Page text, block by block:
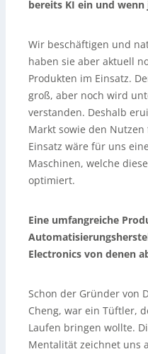
bereits KI ein und wenn
Wir beschäftigen und
haben sie aber aktuell
Produkten im Einsatz.
groß, aber noch wird
verstanden. Deshalb
Markt sowie den
Einsatz wäre für uns
Maschinen, welche
optimiert.
Eine umfangreiche
Electronics von denen
Schon der Gründer von
Cheng, war ein Tüftler,
Laufen bringen wollte.
Mentalität zeichnet uns